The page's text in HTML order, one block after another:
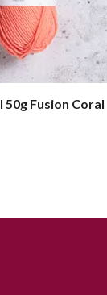
Fusion Coral